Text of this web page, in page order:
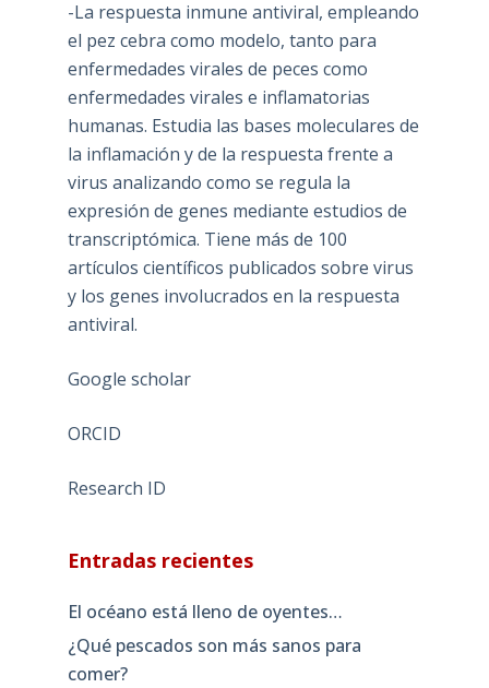
-La respuesta inmune antiviral, empleando
el pez cebra como modelo, tanto para
enfermedades virales de peces como
enfermedades virales e inflamatorias
humanas. Estudia las bases moleculares de
la inflamación y de la respuesta frente a
virus analizando como se regula la
expresión de genes mediante estudios de
transcriptómica. Tiene más de 100
artículos científicos publicados sobre virus
y los genes involucrados en la respuesta
antiviral.
Google scholar
ORCID
Research ID
Entradas recientes
El océano está lleno de oyentes…
¿Qué pescados son más sanos para
comer?